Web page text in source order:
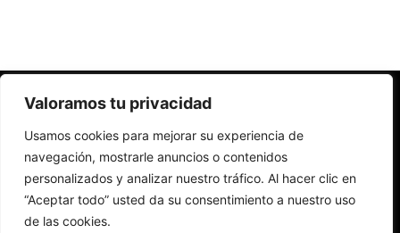
Valoramos tu privacidad
Usamos cookies para mejorar su experiencia de
navegación, mostrarle anuncios o contenidos
personalizados y analizar nuestro tráfico. Al hacer clic en
“Aceptar todo” usted da su consentimiento a nuestro uso
de las cookies.
Política de privacidad Política de cookies